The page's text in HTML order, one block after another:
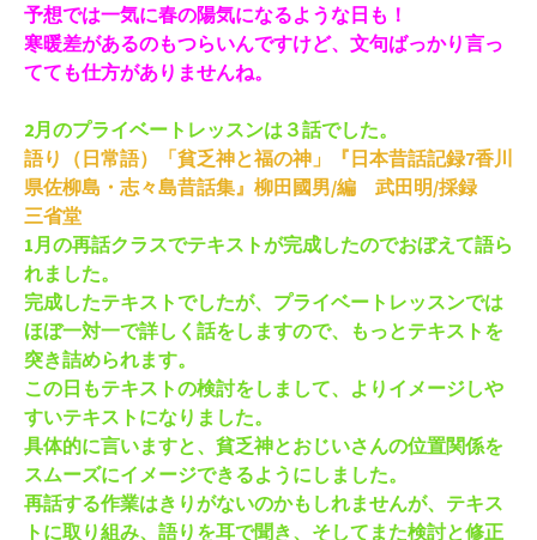
予想では一気に春の陽気になるような日も！
寒暖差があるのもつらいんですけど、文句ばっかり言っ
てても仕方がありませんね。
2月のプライベートレッスンは３話でした。
語り（日常語）「貧乏神と福の神」『日本昔話記録7香川
県佐柳島・志々島昔話集』柳田國男/編 武田明/採録
三省堂
1月の再話クラスでテキストが完成したのでおぼえて語ら
れました。
完成したテキストでしたが、プライベートレッスンでは
ほぼ一対一で詳しく話をしますので、もっとテキストを
突き詰められます。
この日もテキストの検討をしまして、よりイメージしや
すいテキストになりました。
具体的に言いますと、貧乏神とおじいさんの位置関係を
スムーズにイメージできるようにしました。
再話する作業はきりがないのかもしれませんが、テキス
トに取り組み、語りを耳で聞き、そしてまた検討と修正